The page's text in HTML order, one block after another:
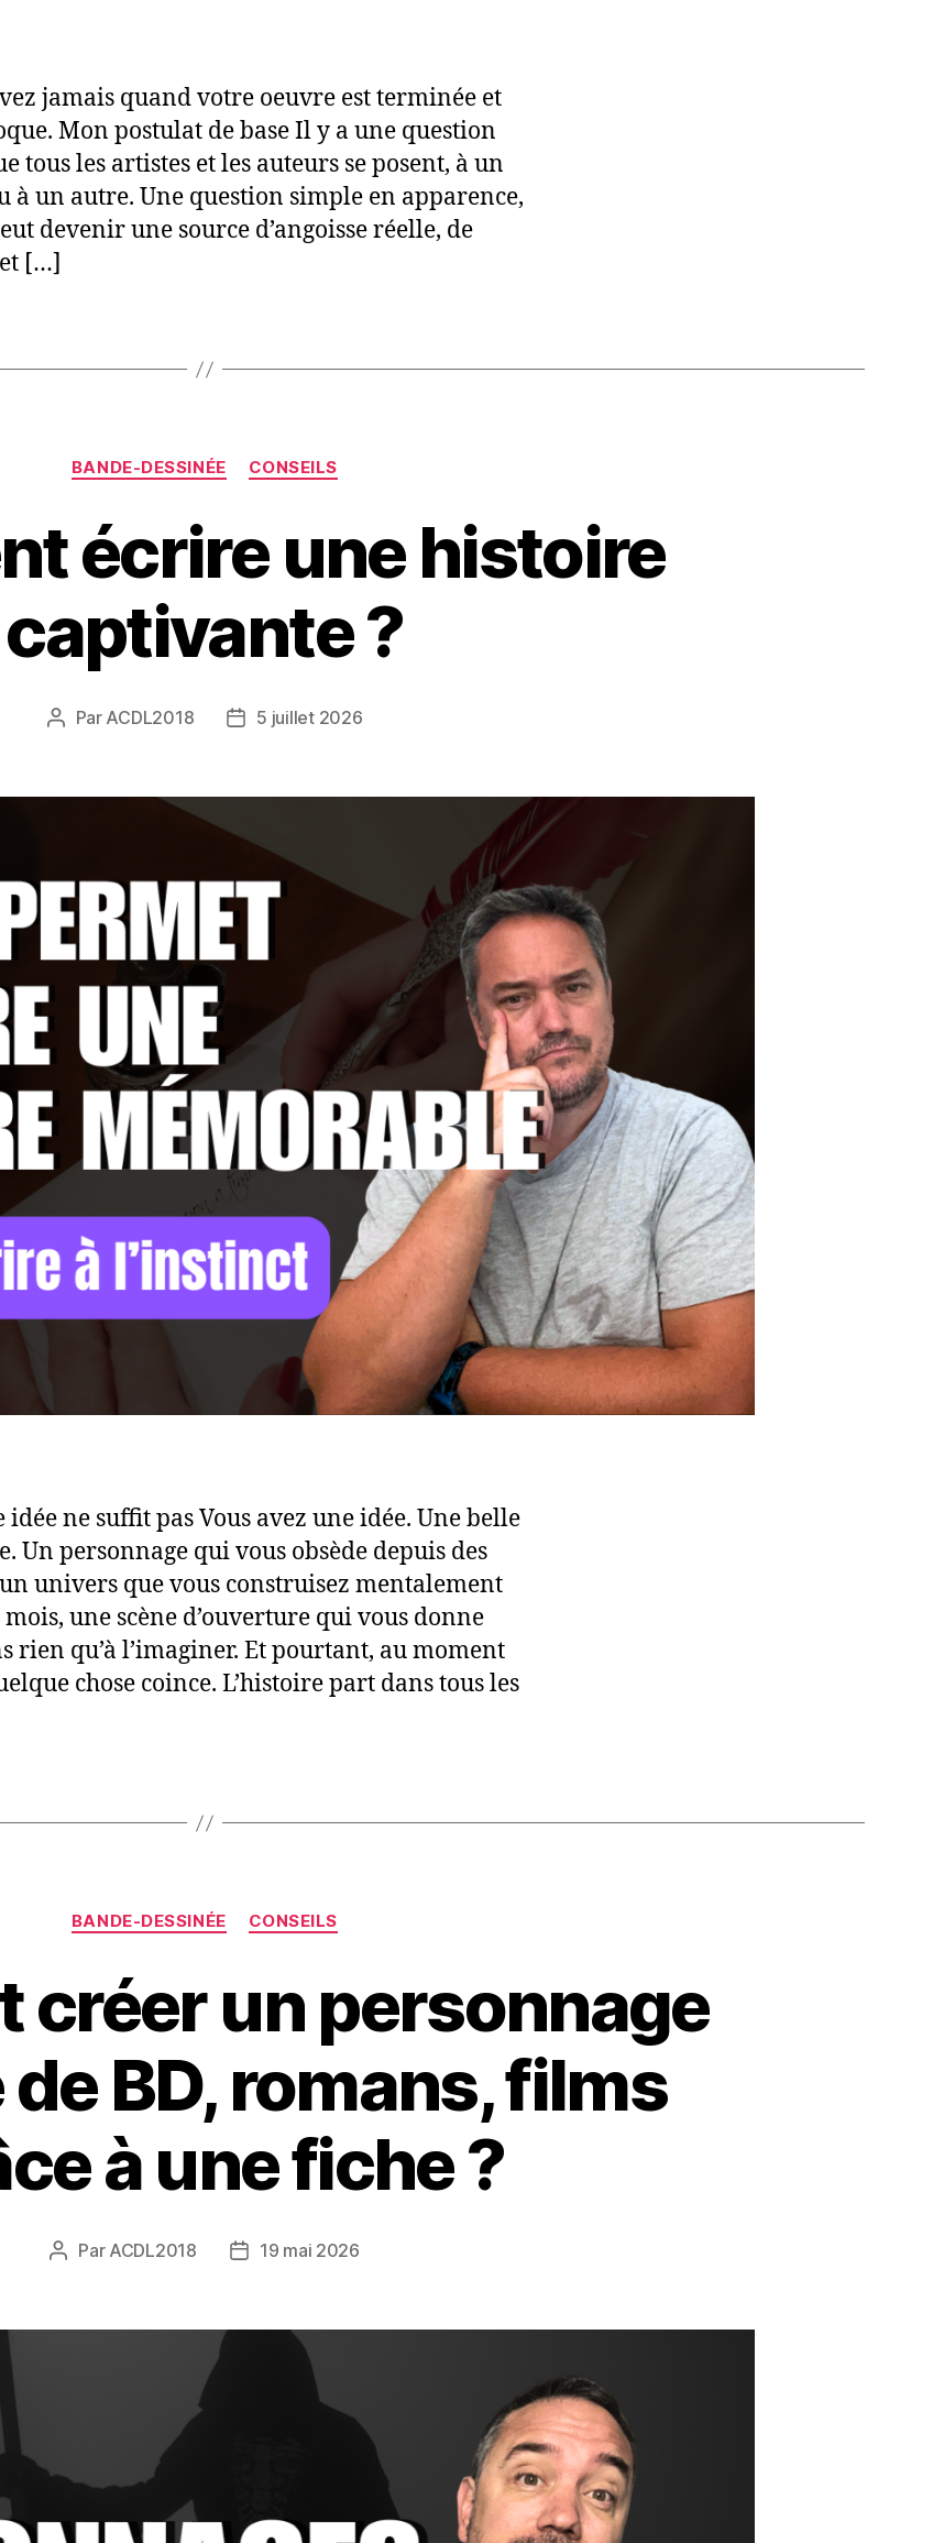
jamais quand votre oeuvre est terminée et
Mon postulat de base Il y a une question
tous les artistes et les auteurs se posent, à un
à un autre. Une question simple en apparence,
devenir une source d’angoisse réelle, de
[…]
Catégories
BANDE-DESSINÉE CONSEILS
écrire une histoire
captivante ?
Auteur
Par ACDL2018
Date5 juillet 2026
idée ne suffit pas Vous avez une idée. Une belle
Un personnage qui vous obsède depuis des
univers que vous construisez mentalement
mois, une scène d’ouverture qui vous donne
rien qu’à l’imaginer. Et pourtant, au moment
chose coince. L’histoire part dans tous les
Catégories
BANDE-DESSINÉE CONSEILS
créer un personnage
BD, romans, films
à une fiche ?
Auteur
Par ACDL2018
Date19 mai 2026